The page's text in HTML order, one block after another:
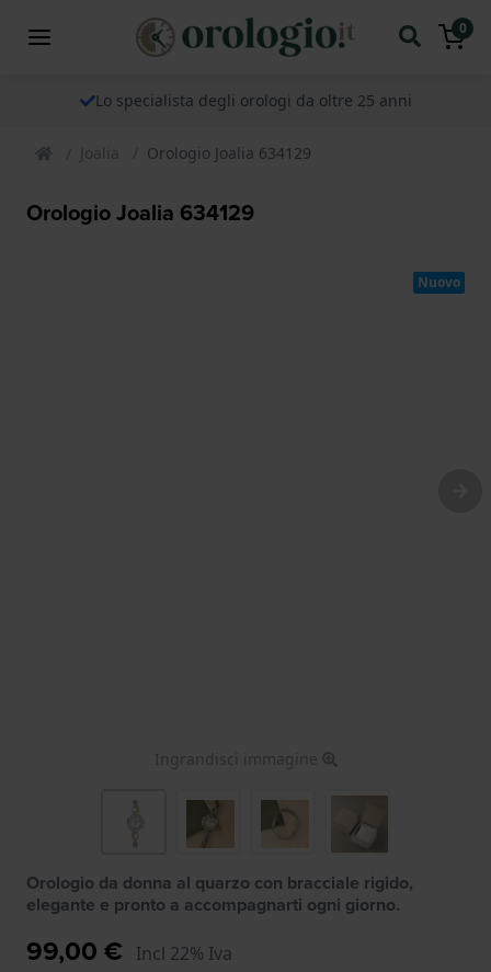
0
Lo specialista degli orologi da oltre 25 anni
Joalia Orologio Joalia 634129
Orologio Joalia 634129
Nuovo
Ingrandisci immagine
Orologio da donna al quarzo con bracciale rigido,
elegante e pronto a accompagnarti ogni giorno.
99,00 € Incl 22% Iva